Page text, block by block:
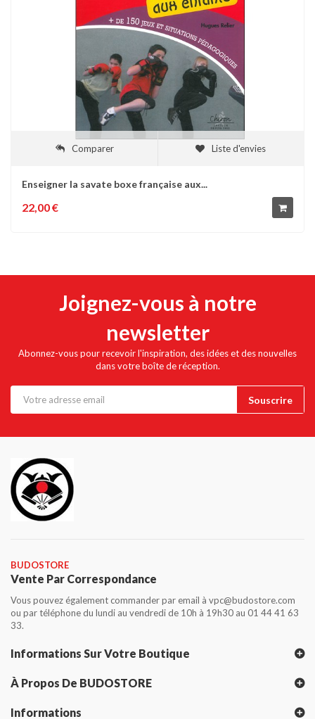
Comparer Liste d'envies
Enseigner la savate boxe française aux...
22,00 €
Joignez-vous à notre
newsletter
Abonnez-vous pour recevoir l'inspiration, des idées et des nouvelles
dans votre boîte de réception.
BUDOSTORE
Vente Par Correspondance
Vous pouvez également commander par email à vpc@budostore.com
ou par téléphone du lundi au vendredi de 10h à 19h30 au 01 44 41 63
33.
Informations Sur Votre Boutique
À Propos De BUDOSTORE
Informations